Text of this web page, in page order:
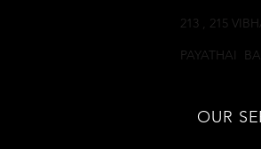
213 , 215
PAYATHAI
OUR